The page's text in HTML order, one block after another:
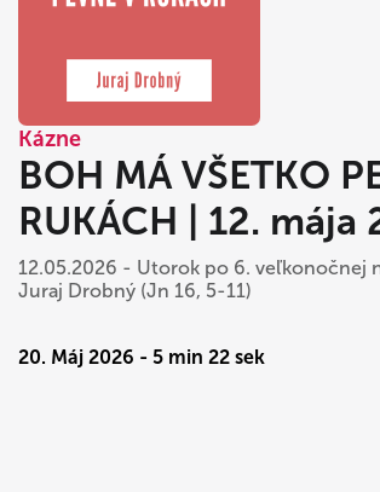
Kázne
BOH MÁ VŠETKO
RUKÁCH | 12. mája
12.05.2026 - Utorok po 6. veľkonočnej
Juraj Drobný (Jn 16, 5-11)
20. Máj 2026 - 5 min 22 sek